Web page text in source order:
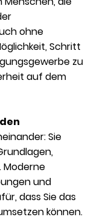
ohne
Schritt
zu
auf dem
Sie
Moderne
und
dass Sie das
können.